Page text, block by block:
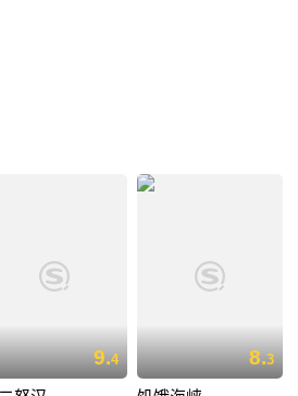
9.4 8.3